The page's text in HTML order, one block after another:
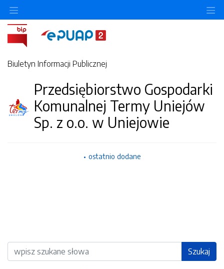
Biuletyn Informacji Publicznej
Przedsiębiorstwo Gospodarki
Komunalnej Termy Uniejów
Sp. z o.o. w Uniejowie
ostatnio dodane
Wyszukiwarka Szukaj